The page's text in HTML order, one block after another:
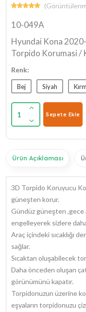
10-049A
Hyundai Kona
Torpido Korumasi /
Renk:
Bej Siyah
1 Sepete Ekle
Ürün Açıklaması
3D Torpido Koruyucu
güneşten korur.
Gündüz güneşten ,gece
engelleyerek sizlere
Araç içindeki sıcaklığı
sağlar.
Sıcaktan oluşabilecek
Daha önceden oluşan
görünümünü kapatır.
Torpidonuzun üzerine
eşyaların torpidonuzu